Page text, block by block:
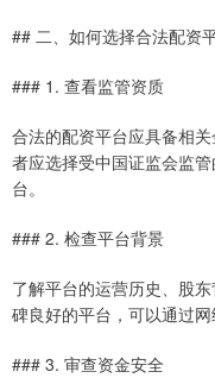
## 二、如何选择合法配资
### 1. 查看监管资质
合法的配资平台应具备相
者应选择受中国证监会监
台。
### 2. 检查平台背景
了解平台的运营历史、股
碑良好的平台，可以通过
### 3. 审查资金安全